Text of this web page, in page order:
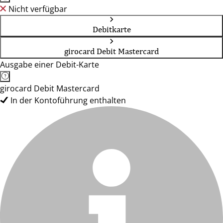
Nicht verfügbar
Debitkarte
girocard Debit Mastercard
Ausgabe einer Debit-Karte
girocard Debit Mastercard
In der Kontoführung enthalten